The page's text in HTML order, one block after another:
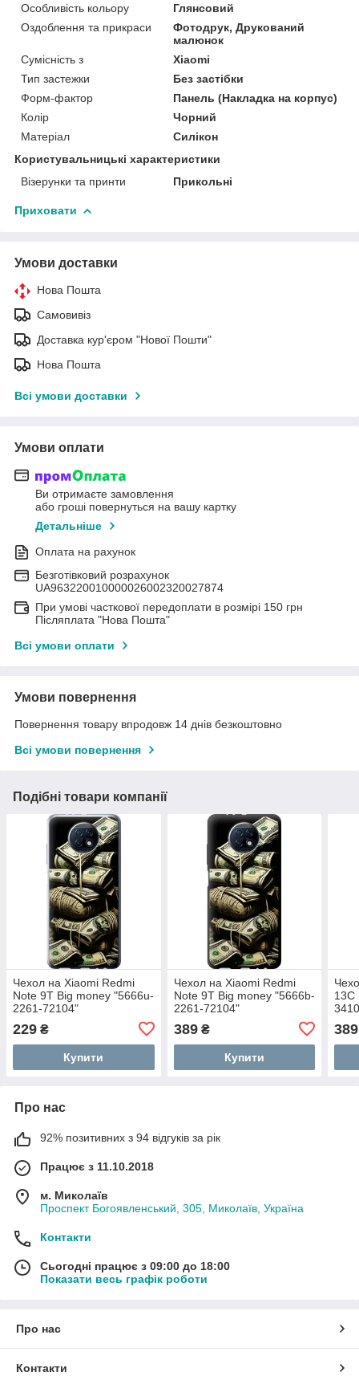
Особливість кольору
Глянсовий
Оздоблення та прикраси
Фотодрук, Друкований
малюнок
Сумісність з
Xiaomi
Тип застежки
Без застібки
Форм-фактор
Панель (Накладка на корпус)
Колір
Чорний
Матеріал
Силікон
Користувальницькі характеристики
Візерунки та принти
Прикольні
Приховати
Умови доставки
Нова Пошта
Самовивіз
Доставка кур'єром "Нової Пошти"
Нова Пошта
Всі умови доставки
Умови оплати
Ви отримаєте замовлення
або гроші повернуться на вашу картку
Детальніше
Оплата на рахунок
Безготівковий розрахунок
UA963220010000026002320027874
При умові часткової передоплати в розмірі 150 грн
Післяплата "Нова Пошта"
Всі умови оплати
Умови повернення
Повернення товару впродовж 14 днів безкоштовно
Всі умови повернення
Подібні товари компанії
Чехол на Xiaomi Redmi
Note 9T Big money "5666u-
2261-72104"
229 ₴
Купити
Чехол на Xiaomi Redmi
Note 9T Big money "5666b-
2261-72104"
389₴
Купити
13C
389
Про нас
92% позитивних з 94 відгуків за рік
Працює з 11.10.2018
м. Миколаїв
Проспект Богоявленський, 305, Миколаїв, Україна
Контакти
Сьогодні працює з 09:00 до 18:00
Показати весь графік роботи
Про нас
Контакти